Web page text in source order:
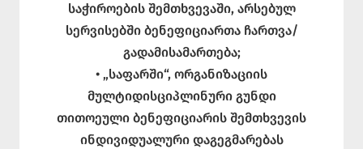
საჭიროების შემთხვევაში, არსებულ
სერვისებში ბენეფიციართა ჩართვა/
გადამისამართება;
• „საფარში“, ორგანიზაციის
მულტიდისციპლინური გუნდი
თითოეული ბენეფიციარის შემთხვევის
ინდივიდუალური დაგეგმარებას